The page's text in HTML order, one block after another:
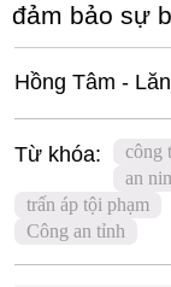
đảm bảo sự
Hồng Tâm -
Từ khóa: công
an
trấn áp tội phạm
Công an tỉnh